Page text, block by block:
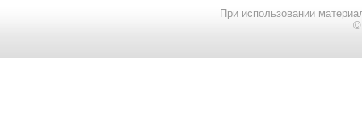
При использовании